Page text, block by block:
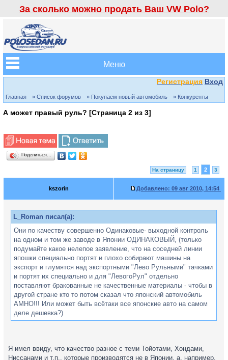
За сколько можно продать Ваш VW Polo?
Меню
Регистрация Вход
Главная » Список форумов » Покупаем новый автомобиль » Конкуренты
А может правый руль? [Страница 2 из 3]
Поделиться…
На страницу 1 2 3
kszorin Добавлено: 09 авг 2010, 14:54
L_Roman писал(а):
Они по качеству совершенно Одинаковые- выходной контроль
на одном и том же заводе в Японии ОДИНАКОВЫЙ, (только
подумайте какое нелепое заявление, что на соседней линии
япошки специально портят и плохо собирают машины на
экспорт и глумятся над экспортными "Лево Рульными" тачками
и портят их специально и для "ЛевогоРул" отдельно
поставляют бракованные не качественные материалы - чтобы в
другой стране кто то потом сказал что японский автомобиль
АМНО!!! Или может быть всётаки все японские авто на самом
деле дешевка?)
Я имел ввиду, что качество разное с теми Тойотами, Хондами,
Ниссанами и т.п., которые производятся не в Японии, а, например,